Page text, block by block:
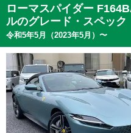
ローマスパイダー
ルのグレード・スペック
令和5年5月（2023年5月）〜